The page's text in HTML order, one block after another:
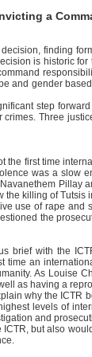
a
finding
is historic
and gender
step
Three
the first time
was a slow
Pillay
killing of
use of rape
the
brief with the
time an
As Louise
as having a
why the
levels of
and
but also